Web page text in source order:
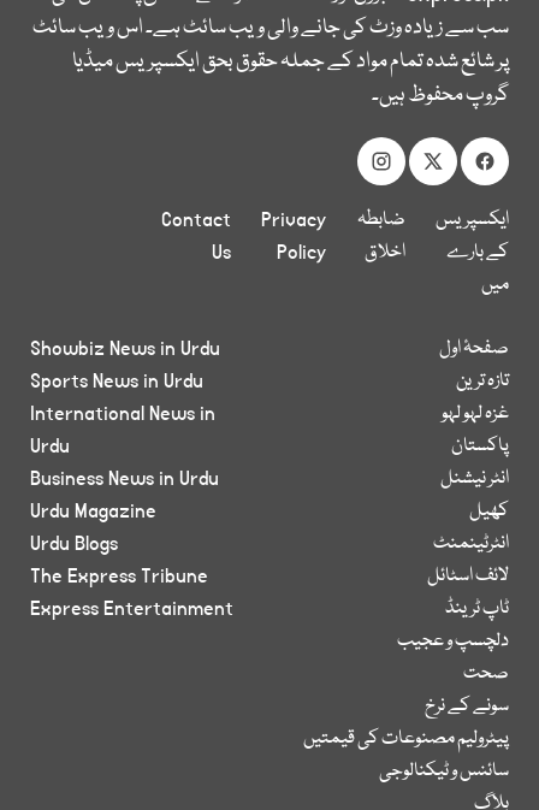
سب سے زیادہ وزٹ کی جانے والی ویب سائٹ ہے۔ اس ویب سائٹ
پر شائع شدہ تمام مواد کے جملہ حقوق بحق ایکسپریس میڈیا
گروپ محفوظ ہیں۔
ایکسپریس
کے بارے
میں
ضابطہ
اخلاق
Privacy
Policy
Contact
Us
صفحۂ اول
تازہ ترین
غزہ لہو لہو
پاکستان
انٹر نیشنل
کھیل
انٹرٹینمنٹ
لائف اسٹائل
ٹاپ ٹرینڈ
دلچسپ و عجیب
صحت
سونے کے نرخ
پیٹرولیم مصنوعات کی قیمتیں
سائنس و ٹیکنالوجی
بلاگ
Showbiz News in Urdu
Sports News in Urdu
International News in
Urdu
Business News in Urdu
Urdu Magazine
Urdu Blogs
The Express Tribune
Express Entertainment